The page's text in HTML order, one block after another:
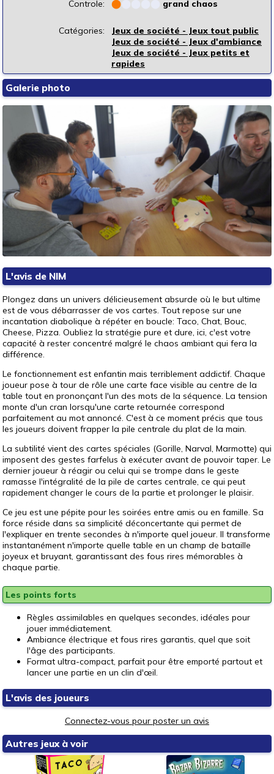
Controle:
⬤ grand chaos
Catégories:
Jeux de société - Jeux tout public
Jeux de société - Jeux d'ambiance
Jeux de société - Jeux petits et
rapides
Galerie photo
L'avis de NIM
Plongez dans un univers délicieusement absurde où le but ultime
est de vous débarrasser de vos cartes. Tout repose sur une
incantation diabolique à répéter en boucle: Taco, Chat, Bouc,
Cheese, Pizza. Oubliez la stratégie pure et dure, ici, c'est votre
capacité à rester concentré malgré le chaos ambiant qui fera la
différence.
Le fonctionnement est enfantin mais terriblement addictif. Chaque
joueur pose à tour de rôle une carte face visible au centre de la
table tout en prononçant l'un des mots de la séquence. La tension
monte d'un cran lorsqu'une carte retournée correspond
parfaitement au mot annoncé. C'est à ce moment précis que tous
les joueurs doivent frapper la pile centrale du plat de la main.
La subtilité vient des cartes spéciales (Gorille, Narval, Marmotte) qui
imposent des gestes farfelus à exécuter avant de pouvoir taper. Le
dernier joueur à réagir ou celui qui se trompe dans le geste
ramasse l'intégralité de la pile de cartes centrale, ce qui peut
rapidement changer le cours de la partie et prolonger le plaisir.
Ce jeu est une pépite pour les soirées entre amis ou en famille. Sa
force réside dans sa simplicité déconcertante qui permet de
l'expliquer en trente secondes à n'importe quel joueur. Il transforme
instantanément n'importe quelle table en un champ de bataille
joyeux et bruyant, garantissant des fous rires mémorables à
chaque partie.
Les points forts
Règles assimilables en quelques secondes, idéales pour
jouer immédiatement.
Ambiance électrique et fous rires garantis, quel que soit
l'âge des participants.
Format ultra-compact, parfait pour être emporté partout et
lancer une partie en un clin d'œil.
L'avis des joueurs
Connectez-vous pour poster un avis
Autres jeux à voir